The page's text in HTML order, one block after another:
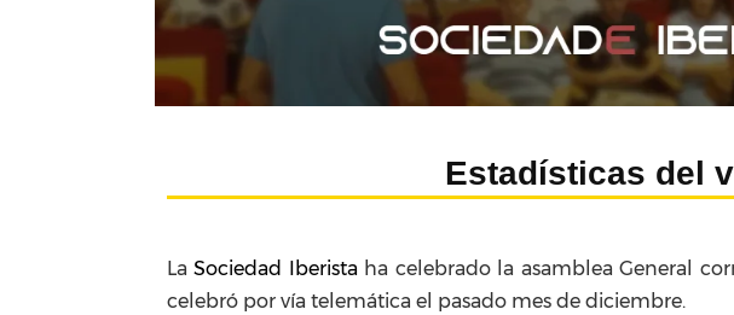
Estadísticas del
LaSociedad Iberista ha celebrado la asamblea General
celebró por vía telemática el pasado mes de diciembre.